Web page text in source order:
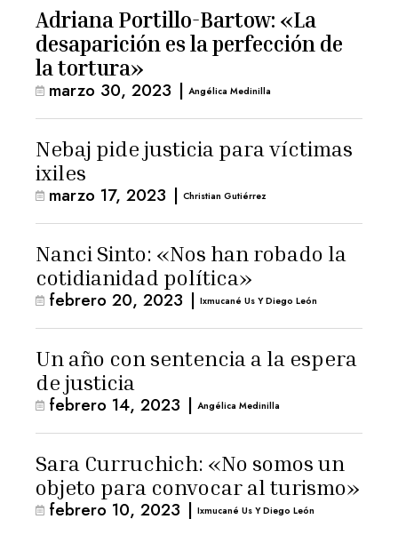
Adriana Portillo-Bartow: «La
desaparición es la perfección de
la tortura»
marzo 30, 2023 | Angélica Medinilla
Nebaj pide justicia para víctimas
ixiles
marzo 17, 2023 | Christian Gutiérrez
Nanci Sinto: «Nos han robado la
cotidianidad política»
febrero 20, 2023 | Ixmucané Us Y Diego León
Un año con sentencia a la espera
de justicia
febrero 14, 2023 | Angélica Medinilla
Sara Curruchich: «No somos un
objeto para convocar al turismo»
febrero 10, 2023 | Ixmucané Us Y Diego León